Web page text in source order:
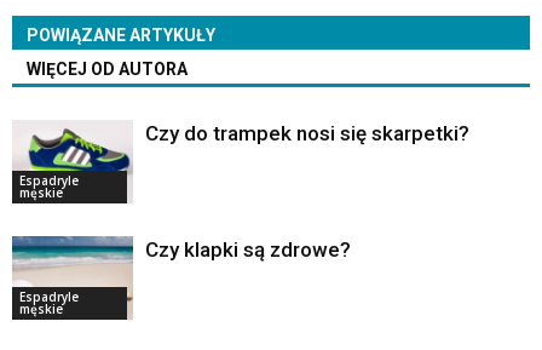
POWIĄZANE ARTYKUŁY
WIĘCEJ OD AUTORA
Espadryle
męskie
Czy do trampek nosi się skarpetki?
Espadryle
męskie
Czy klapki są zdrowe?